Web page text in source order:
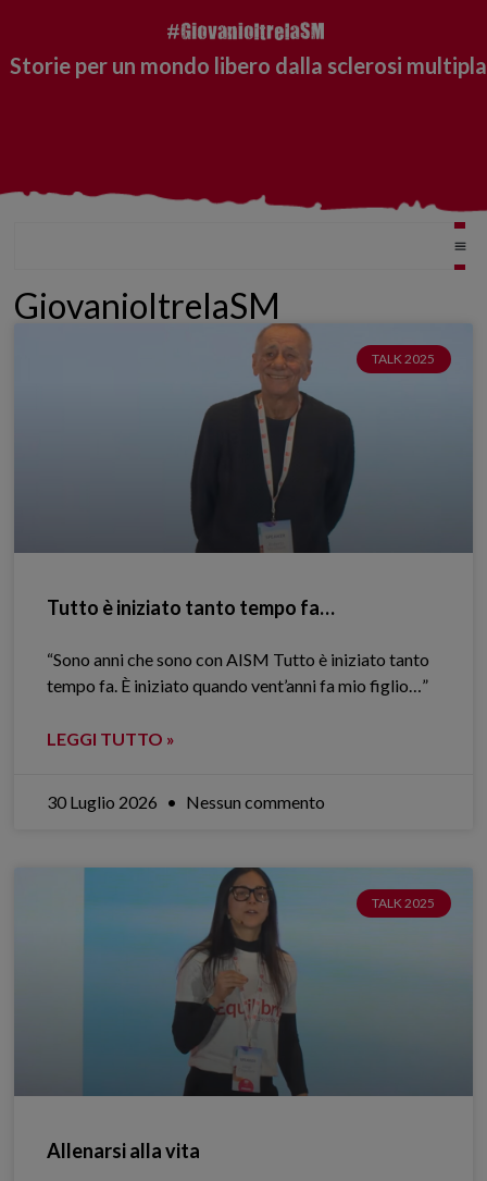
Storie per un mondo libero dalla sclerosi multipla
GiovanioltrelaSM
TALK 2025
Tutto è iniziato tanto tempo fa…
“Sono anni che sono con AISM Tutto è iniziato tanto
tempo fa. È iniziato quando vent’anni fa mio figlio…”
LEGGI TUTTO »
30 Luglio 2026 Nessun commento
TALK 2025
Allenarsi alla vita